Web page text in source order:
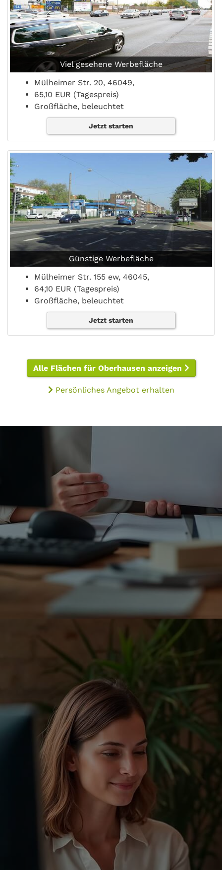
Viel gesehene Werbefläche
Mülheimer Str. 20, 46049,
65,10 EUR (Tagespreis)
Großfläche, beleuchtet
Jetzt starten
Günstige Werbefläche
Mülheimer Str. 155 ew, 46045,
64,10 EUR (Tagespreis)
Großfläche, beleuchtet
Jetzt starten
Alle Flächen für Oberhausen anzeigen
Persönliches Angebot erhalten